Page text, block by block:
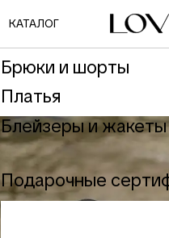
КАТАЛОГ
Костюмы
Брюки и шорты
Платья
Блейзеры и жакеты
Подарочные сертификаты